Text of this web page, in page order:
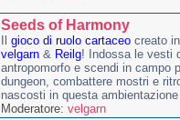
Seeds of Harmony
gioco di ruolo cartaceo creato
velgarn & Reilg! Indossa le vesti
antropomorfo e scendi in campo
dungeon, combattere mostri e
nascosti in questa
Moderatore: velgarn